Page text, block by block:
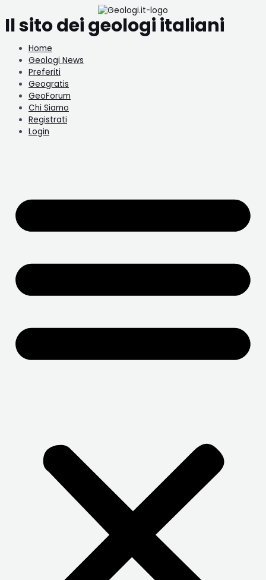
al
contenuto
Il sito dei geologi italiani
Home
Geologi News
Preferiti
Geogratis
GeoForum
Chi Siamo
Registrati
Login
articoli